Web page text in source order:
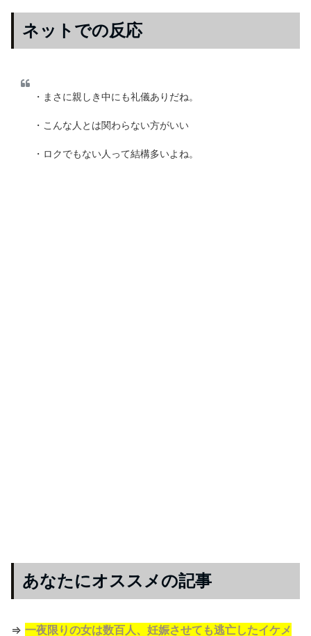
ネットでの反応
・まさに親しき中にも礼儀ありだね。
・こんな人とは関わらない方がいい
・ロクでもない人って結構多いよね。
あなたにオススメの記事
⇒ 一夜限りの女は数百人、妊娠させても逃亡したイケメ